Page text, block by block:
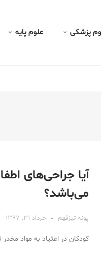
مخدر
پزشکی علوم پايه
آیا جراحی‌های
می‌باشد؟
پونه تیزفهم خرداد ۳۱, ۱۳۹۷
کودکان در اعتیاد به مواد